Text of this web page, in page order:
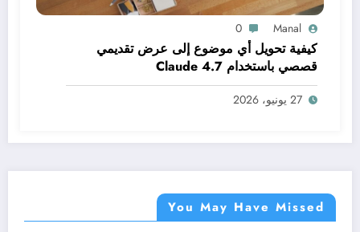
Manal
0
كيفية تحويل أي موضوع إلى عرض تقديمي
قصصي باستخدام Claude 4.7
27 يونيو، 2026
You May Have Missed